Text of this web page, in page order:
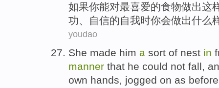
如果你能对最喜爱的食物做出这
功、 自信的自我时你会做出什么
youdao
She made him a sort of nest in
manner that he could not fall,
own hands, jogged on as